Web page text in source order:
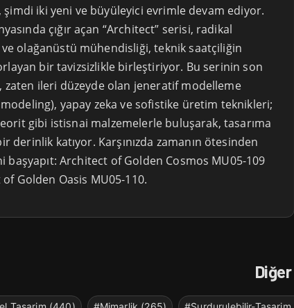
şimdi iki yeni ve büyüleyici evrimle devam ediyor.
çığır açan “Architect” serisi, radikal
olağanüstü mühendisliği, teknik saatçiliğin
bir tavizsizlikle birleştiriyor. Bu serinin son
zaten ileri düzeyde olan jeneratif modelleme
yapay zeka ve sofistike üretim teknikleri;
gibi istisnai malzemelerle buluşarak, tasarıma
derinlik katıyor. Karşınızda zamanın ötesinden
başyapıt: Architect of Golden Cosmos MU05-109
Golden Oasis MU05-110.